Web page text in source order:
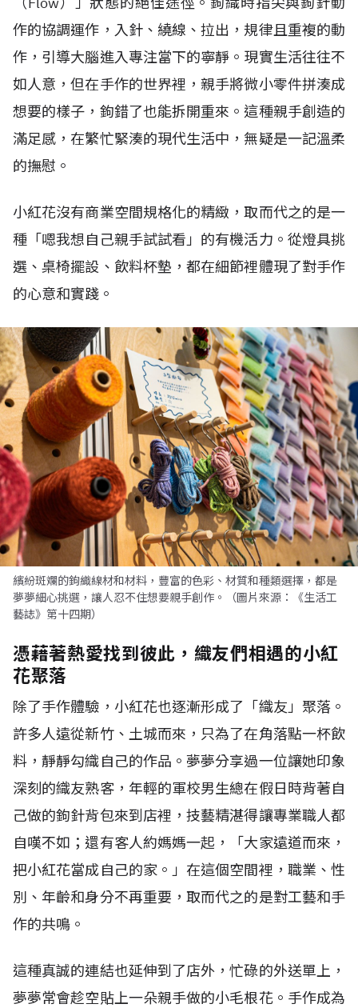
作的協調運作，入針、繞線、拉出，規律且重複的動
作，引導大腦進入專注當下的寧靜。現實生活往往不
如人意，但在手作的世界裡，親手將微小零件拼湊成
想要的樣子，鉤錯了也能拆開重來。這種親手創造的
滿足感，在繁忙緊湊的現代生活中，無疑是一記溫柔
的撫慰。
小紅花沒有商業空間規格化的精緻，取而代之的是一
種「嗯我想自己親手試試看」的有機活力。從燈具挑
選、桌椅擺設、飲料杯墊，都在細節裡體現了對手作
的心意和實踐。
繽紛斑斕的鉤織線材和材料，豐富的色彩、材質和種類選擇，都是
夢夢細心挑選，讓人忍不住想要親手創作。（圖片來源：《生活工
藝誌》第十四期）
憑藉著熱愛找到彼此，織友們相遇的小紅
花聚落
除了手作體驗，小紅花也逐漸形成了「織友」聚落。
許多人遠從新竹、土城而來，只為了在角落點一杯飲
料，靜靜勾織自己的作品。夢夢分享過一位讓她印象
深刻的織友熟客，年輕的軍校男生總在假日時背著自
己做的鉤針背包來到店裡，技藝精湛得讓專業職人都
自嘆不如；還有客人約媽媽一起，「大家遠道而來，
把小紅花當成自己的家。」在這個空間裡，職業、性
別、年齡和身分不再重要，取而代之的是對工藝和手
作的共鳴。
這種真誠的連結也延伸到了店外，忙碌的外送單上，
夢夢常會趁空貼上一朵親手做的小毛根花。手作成為